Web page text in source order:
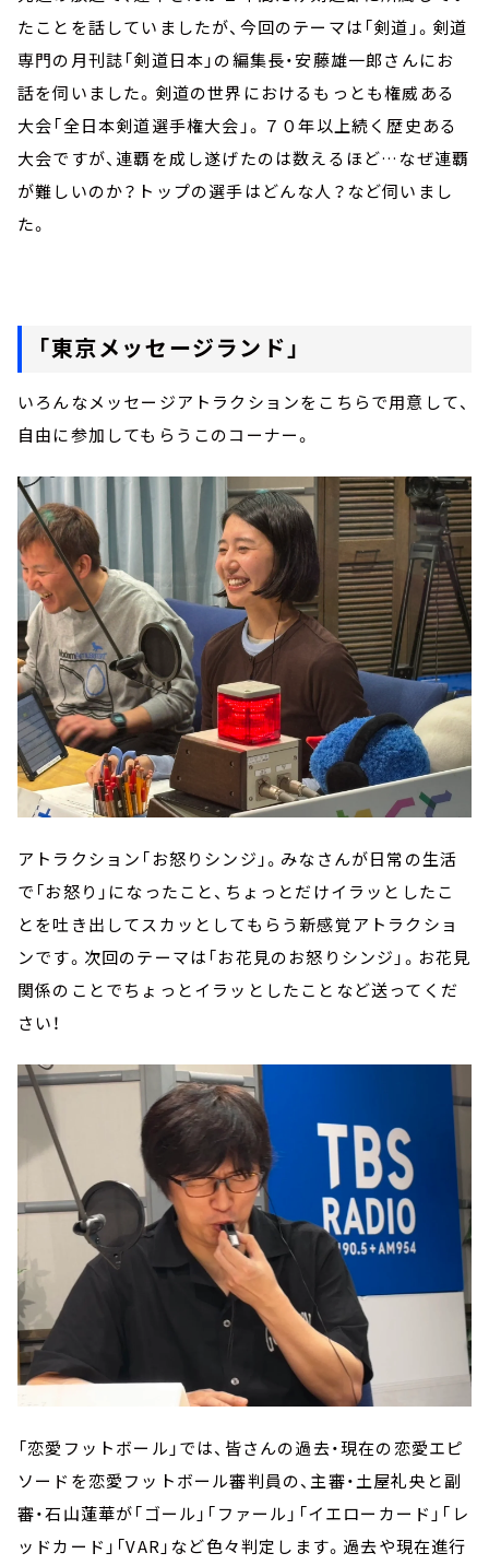
たことを話していましたが、今回のテーマは「剣道」。剣道
専門の月刊誌「剣道日本」の編集長・安藤雄一郎さんにお
話を伺いました。剣道の世界におけるもっとも権威ある
大会「全日本剣道選手権大会」。７０年以上続く歴史ある
大会ですが、連覇を成し遂げたのは数えるほど…なぜ連覇
が難しいのか？トップの選手はどんな人？など伺いまし
た。
「東京メッセージランド」
いろんなメッセージアトラクションをこちらで用意して、
自由に参加してもらうこのコーナー。
アトラクション「お怒りシンジ」。みなさんが日常の生活
で「お怒り」になったこと、ちょっとだけイラッとしたこ
とを吐き出してスカッとしてもらう新感覚アトラクショ
ンです。次回のテーマは「お花見のお怒りシンジ」。お花見
関係のことでちょっとイラッとしたことなど送ってくだ
さい！
「恋愛フットボール」では、皆さんの過去・現在の恋愛エピ
ソードを恋愛フットボール審判員の、主審・土屋礼央と副
審・石山蓮華が「ゴール」「ファール」「イエローカード」「レ
ッドカード」「VAR」など色々判定します。過去や現在進行